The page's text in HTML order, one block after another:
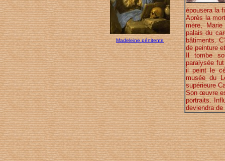
épousera la
Après la
mère,
palais du
bâtiments.
de peinture
Il tombe
paralysée
il peint le
musée du
supérieure
Son œuvre
portraits.
deviendra
Madeleine pénitente